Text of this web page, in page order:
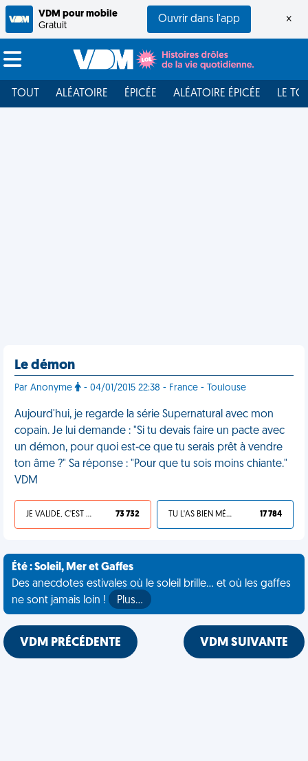
VDM pour mobile
Gratuit
Ouvrir dans l'app ×
TOUT ALÉATOIRE ÉPICÉE ALÉATOIRE ÉPICÉE LE
Le démon
Par Anonyme - 04/01/2015 22:38 - France - Toulouse
Aujourd'hui, je regarde la série Supernatural avec mon
copain. Je lui demande : "Si tu devais faire un pacte avec
un démon, pour quoi est-ce que tu serais prêt à vendre
ton âme ?" Sa réponse : "Pour que tu sois moins chiante."
VDM
JE VALIDE, C'EST UNE VDM 73 732 TU L'AS BIEN MÉRITÉ 17 784
Été : Soleil, Mer et Gaffes
Des anecdotes estivales où le soleil brille... et où les gaffes
ne sont jamais loin !
Plus…
VDM PRÉCÉDENTE VDM SUIVANTE